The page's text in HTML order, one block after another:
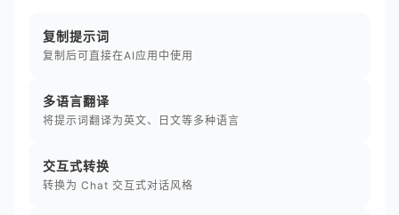
复制提示词
复制后可直接在AI应用中使用
多语言翻译
将提示词翻译为英文、日文等多种语言
交互式转换
转换为 Chat 交互式对话风格